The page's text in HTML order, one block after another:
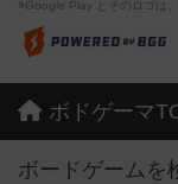
※Google Play とそのロゴは
ボドゲーマ
ボードゲームを